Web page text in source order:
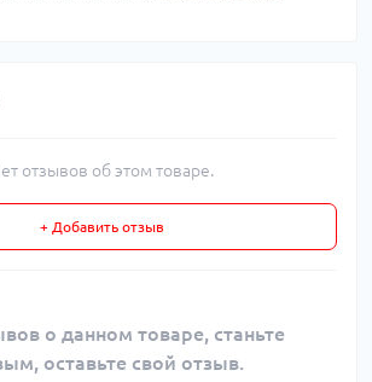
отзывов об этом товаре.
+ Добавить отзыв
о данном товаре, станьте
оставьте свой отзыв.